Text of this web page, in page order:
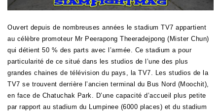
Ouvert depuis de nombreuses années le stadium TV7 appartient
au célèbre promoteur Mr Peerapong Theeradejpong (Mister Chun)
qui détient 50 % des parts avec l’armée. Ce stadium a pour
particularité de ce situé dans les studios de l’une des plus
grandes chaines de télévision du pays, la TV7. Les studios de la
TV7 se trouvent derrière l’ancien terminal du Bus Nord (Moochit),
en face de Chatuchak Park. D’une capacité d’accueil plus petite
par rapport au stadium du Lumpinee (6000 places) et du stadium